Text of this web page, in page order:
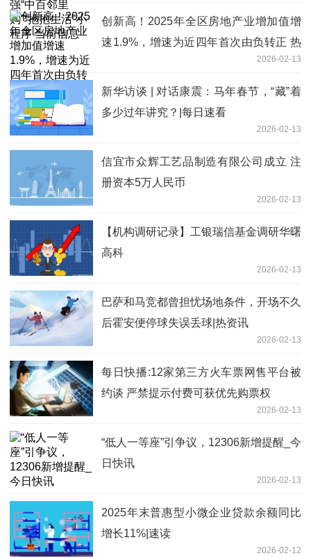
创新高！2025年全区房地产业增加值增
速1.9%，增速为近四年首次由负转正 热
2026-02-13
新华访谈 | 对话康震：马年春节，“藏”着
多少过年讲究？|每日速看
2026-02-13
信宜市众辉工艺品制造有限公司成立 注
册资本5万人民币
2026-02-13
【机构调研记录】工银瑞信基金调研华曙
高科
2026-02-13
巴萨和马竞都曾担忧场地条件，开场不久
后霍安便停球失误丢球|热资讯
2026-02-13
每日快播:12家第三方火车票网售平台被
约谈 严禁提示付费可获优先购票权
2026-02-13
“低人一等座”引争议，12306新增提醒_今
日快讯
2026-02-13
2025年末普惠型小微企业贷款余额同比
增长11%|速读
2026-02-12